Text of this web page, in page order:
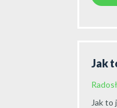
Jak
Jak to